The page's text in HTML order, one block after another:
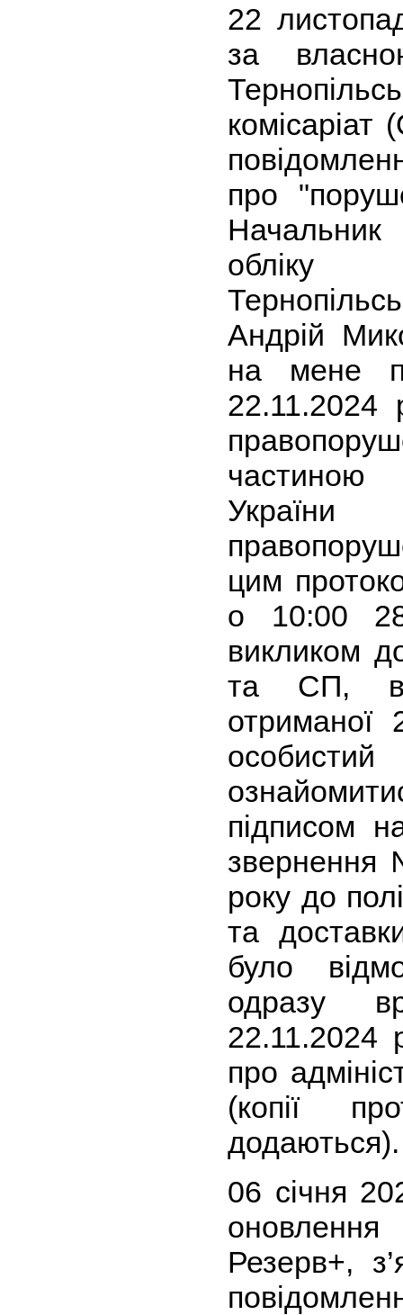
22
за
про
Начальник
Андрій
на мене
22.11.2024
частиною
України
цим
о 10:00
викликом
та СП,
отриманої
підписом
звернення
року до
та
було
одразу
22.11.2024
про
(копії
додаються).
06 січня
Резерв+,